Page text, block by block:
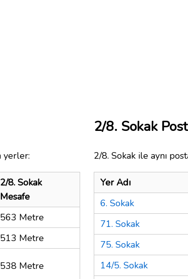
yerler:
2/8. Sokak
Mesafe
563 Metre
513 Metre
538 Metre
2/8. Sokak
2/8. Sokak ile aynı
Yer Adı
6. Sokak
71. Sokak
75. Sokak
14/5. Sokak